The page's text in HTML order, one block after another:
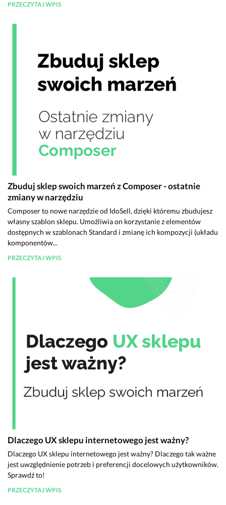
PRZECZYTAJ WPIS
Zbuduj sklep swoich marzeń z Composer - ostatnie
zmiany w narzędziu
Composer to nowe narzędzie od IdoSell, dzięki któremu zbudujesz
własny szablon sklepu. Umożliwia on korzystanie z elementów
dostępnych w szablonach Standard i zmianę ich kompozycji (układu
komponentów...
PRZECZYTAJ WPIS
Dlaczego UX sklepu internetowego jest ważny?
Dlaczego UX sklepu internetowego jest ważny? Dlaczego tak ważne
jest uwzględnienie potrzeb i preferencji docelowych użytkowników.
Sprawdź to!
PRZECZYTAJ WPIS